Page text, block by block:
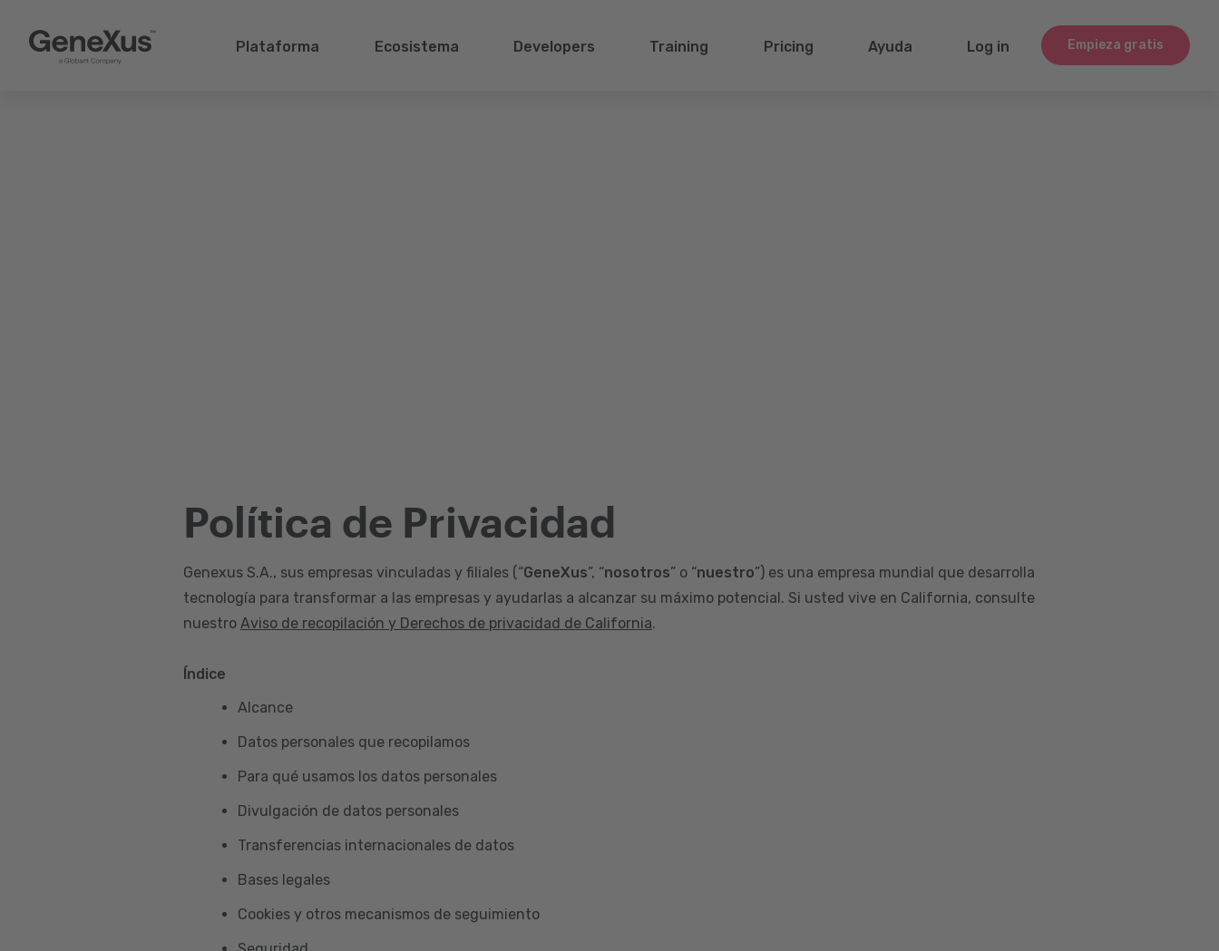
Empieza gratis
Plataforma Ecosistema Developers Training Pricing Ayuda Log in
Política de Privacidad
Genexus S.A., sus empresas vinculadas y filiales (“GeneXus”, “nosotros” o “nuestro”) es una empresa mundial que desarrolla
tecnología para transformar a las empresas y ayudarlas a alcanzar su máximo potencial. Si usted vive en California, consulte
nuestro Aviso de recopilación y Derechos de privacidad de California.
Índice
Alcance
Datos personales que recopilamos
Para qué usamos los datos personales
Divulgación de datos personales
Transferencias internacionales de datos
Bases legales
Cookies y otros mecanismos de seguimiento